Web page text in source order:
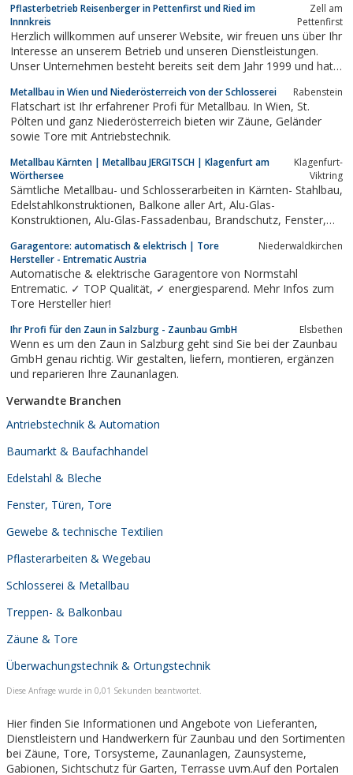
Pflasterbetrieb Reisenberger in Pettenfirst und Ried im
Innnkreis
Zell am
Pettenfirst
Herzlich willkommen auf unserer Website, wir freuen uns über Ihr
Interesse an unserem Betrieb und unseren Dienstleistungen.
Unser Unternehmen besteht bereits seit dem Jahr 1999 und hat
Partner für alle Arten von Pflasterarbeiten einen Namen
gemacht. Seit ihrer Gründung wird...
Metallbau in Wien und Niederösterreich von der Schlosserei Rabenstein
Flatschart ist Ihr erfahrener Profi für Metallbau. In Wien, St.
Pölten und ganz Niederösterreich bieten wir Zäune, Geländer
sowie Tore mit Antriebstechnik.
Metallbau Kärnten | Metallbau JERGITSCH | Klagenfurt am
Wörthersee
Klagenfurt-
Viktring
Sämtliche Metallbau- und Schlosserarbeiten in Kärnten- Stahlbau,
Edelstahlkonstruktionen, Balkone aller Art, Alu-Glas-
Konstruktionen, Alu-Glas-Fassadenbau, Brandschutz, Fenster,
Schiebetore, etc. von Metallbau Jergitsch aus Viktring in Kärnten
Garagentore: automatisch & elektrisch | Tore
Hersteller - Entrematic Austria
Niederwaldkirchen
Automatische & elektrische Garagentore von Normstahl
Entrematic. ✓ TOP Qualität, ✓ energiesparend. Mehr Infos zum
Tore Hersteller hier!
Ihr Profi für den Zaun in Salzburg - Zaunbau GmbH Elsbethen
Wenn es um den Zaun in Salzburg geht sind Sie bei der Zaunbau
GmbH genau richtig. Wir gestalten, liefern, montieren, ergänzen
und reparieren Ihre Zaunanlagen.
Verwandte Branchen
Antriebstechnik & Automation
Baumarkt & Baufachhandel
Edelstahl & Bleche
Fenster, Türen, Tore
Gewebe & technische Textilien
Pflasterarbeiten & Wegebau
Schlosserei & Metallbau
Treppen- & Balkonbau
Zäune & Tore
Überwachungstechnik & Ortungstechnik
Diese Anfrage wurde in 0,01 Sekunden beantwortet.
Hier finden Sie Informationen und Angebote von Lieferanten,
Dienstleistern und Handwerkern für Zaunbau und den Sortimenten
bei Zäune, Tore, Torsysteme, Zaunanlagen, Zaunsysteme,
Gabionen, Sichtschutz für Garten, Terrasse uvm.Auf den Portalen